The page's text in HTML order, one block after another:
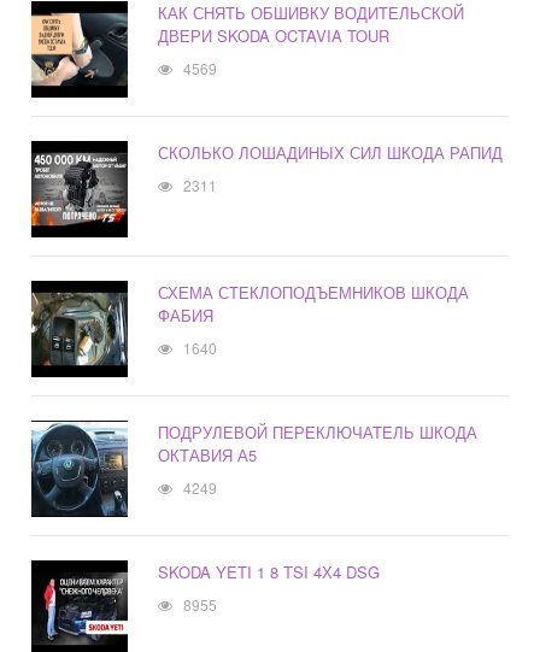
КАК СНЯТЬ ОБШИВКУ ВОДИТЕЛЬСКОЙ
ДВЕРИ SKODA OCTAVIA TOUR
4569
СКОЛЬКО ЛОШАДИНЫХ СИЛ ШКОДА РАПИД
2311
СХЕМА СТЕКЛОПОДЪЕМНИКОВ ШКОДА
ФАБИЯ
1640
ПОДРУЛЕВОЙ ПЕРЕКЛЮЧАТЕЛЬ ШКОДА
ОКТАВИЯ А5
4249
SKODA YETI 1 8 TSI 4Х4 DSG
8955